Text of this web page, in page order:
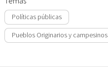
Políticas públicas
Pueblos Originarios y campesinos